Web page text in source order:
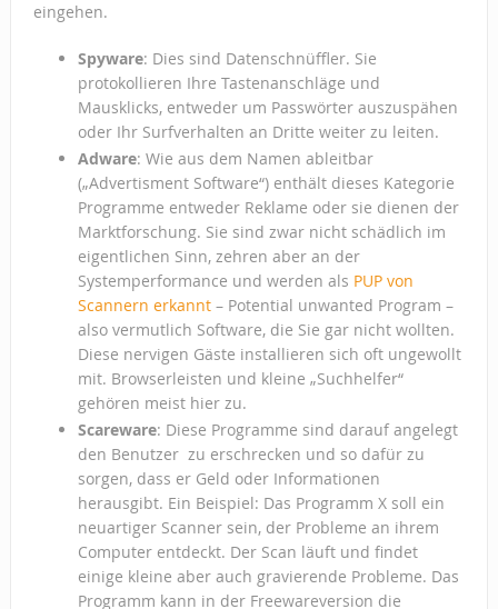
eingehen.
Spyware: Dies sind Datenschnüffler. Sie
protokollieren Ihre Tastenanschläge und
Mausklicks, entweder um Passwörter auszuspähen
oder Ihr Surfverhalten an Dritte weiter zu leiten.
Adware: Wie aus dem Namen ableitbar
(„Advertisment Software“) enthält dieses Kategorie
Programme entweder Reklame oder sie dienen der
Marktforschung. Sie sind zwar nicht schädlich im
eigentlichen Sinn, zehren aber an der
Systemperformance und werden als PUP von
Scannern erkannt– Potential unwanted Program –
also vermutlich Software, die Sie gar nicht wollten.
Diese nervigen Gäste installieren sich oft ungewollt
mit. Browserleisten und kleine „Suchhelfer“
gehören meist hier zu.
Scareware: Diese Programme sind darauf angelegt
den Benutzer zu erschrecken und so dafür zu
sorgen, dass er Geld oder Informationen
herausgibt. Ein Beispiel: Das Programm X soll ein
neuartiger Scanner sein, der Probleme an ihrem
Computer entdeckt. Der Scan läuft und findet
einige kleine aber auch gravierende Probleme. Das
Programm kann in der Freewareversion die